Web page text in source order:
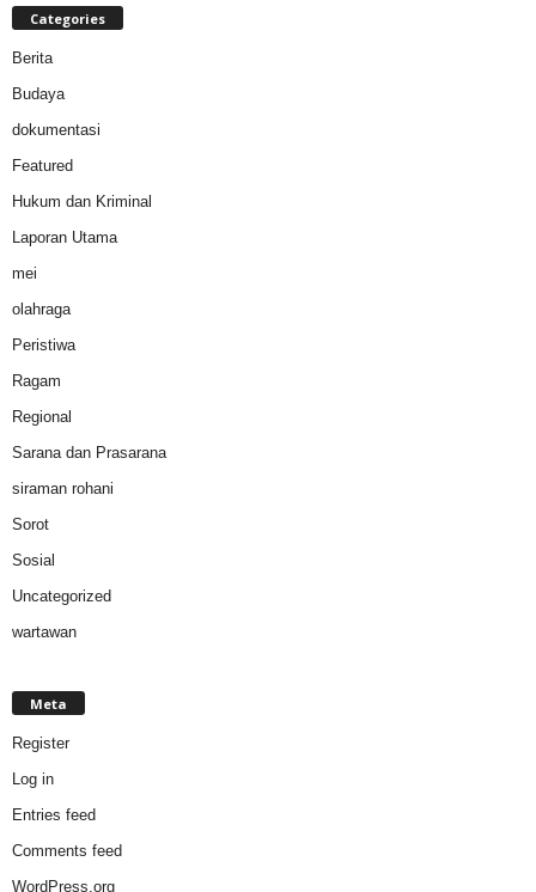
Categories
Berita
Budaya
dokumentasi
Featured
Hukum dan Kriminal
Laporan Utama
mei
olahraga
Peristiwa
Ragam
Regional
Sarana dan Prasarana
siraman rohani
Sorot
Sosial
Uncategorized
wartawan
Meta
Register
Log in
Entries feed
Comments feed
WordPress.org